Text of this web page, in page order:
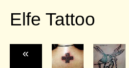
Elfe Tattoo
«